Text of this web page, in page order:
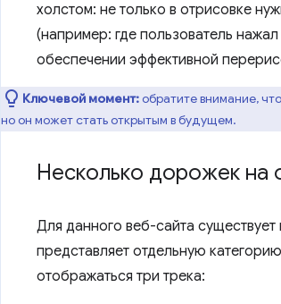
холстом: не только в отрисовке
(например: где пользователь
обеспечении эффективной
Ключевой момент:обратите внимание,
но он может стать открытым в будущем.
Несколько дорожек на
Для данного веб-сайта
представляет отдельную
отображаться три трека: